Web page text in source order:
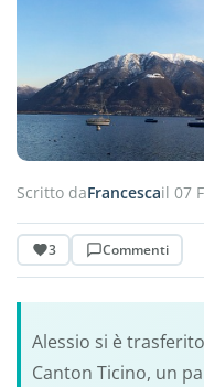
Scritto daFrancescail 07
3 Commenti
Alessio si è
Canton Ticino, un